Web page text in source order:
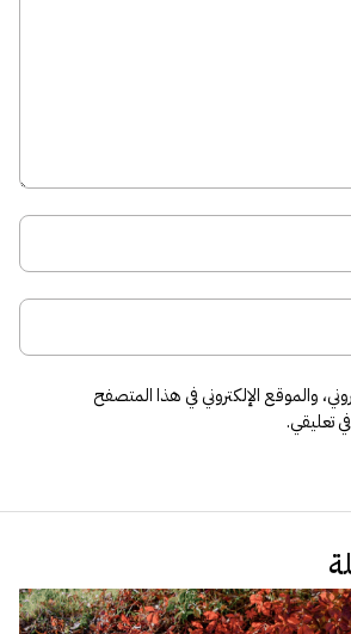
والموقع الإلكتروني في هذا المتصفح
تعليقي.